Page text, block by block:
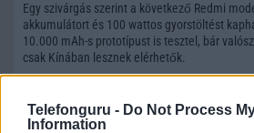
Telefonguru - Do Not Process
Information
Egy szivárgás szerint a következő Redmi
akkumulátort és 100 wattos gyorstöltést
10.000 mAh-s prototípust is tesztel, bár
csak Kínában lesznek elérhetők.
Az iPhone 16 uralja a
2025 első